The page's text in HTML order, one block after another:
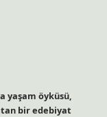
yaşam öyküsü,
bir edebiyat